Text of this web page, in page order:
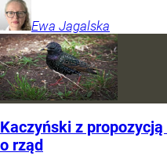
Ewa Jagalska
Kaczyński z
o rząd